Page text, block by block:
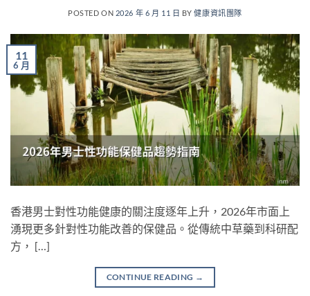
POSTED ON 2026 年 6 月 11 日 BY健康資訊團隊
11
6 月
香港男士對性功能健康的關注度逐年上升，2026年市面上
湧現更多針對性功能改善的保健品。從傳統中草藥到科研配
方， […]
CONTINUE READING →